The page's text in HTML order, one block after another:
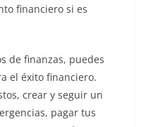
financiero si es
de finanzas, puedes
el éxito financiero.
crear y seguir un
pagar tus